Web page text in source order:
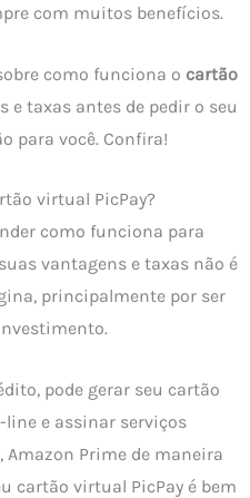
com muitos benefícios.
como funciona o cartão
e taxas antes de pedir o seu
para você. Confira!
virtual PicPay?
como funciona para
vantagens e taxas não é
principalmente por ser
pode gerar seu cartão
e assinar serviços
Prime de maneira
cartão virtual PicPay é bem